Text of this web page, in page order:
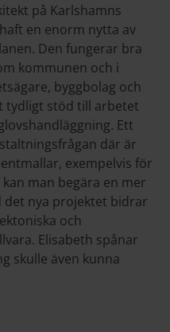
på Karlshamns
en enorm nytta av
Den fungerar bra
kommunen och i
byggbolag och
tydligt stöd till arbetet
Ett
där är
exempelvis för
man begära en mer
det nya projektet bidrar
och
Elisabeth spånar
skulle även kunna